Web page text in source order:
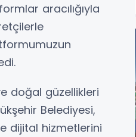
aracılığıyla
doğal güzellikleri
Belediyesi,
dijital hizmetlerini